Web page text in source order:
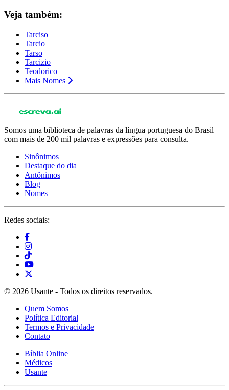
Veja também:
Tarciso
Tarcio
Tarso
Tarcizio
Teodorico
Mais Nomes
Somos uma biblioteca de palavras da língua portuguesa do Brasil
com mais de 200 mil palavras e expressões para consulta.
Sinônimos
Destaque do dia
Antônimos
Blog
Nomes
Redes sociais:
© 2026 Usante - Todos os direitos reservados.
Quem Somos
Política Editorial
Termos e Privacidade
Contato
Bíblia Online
Médicos
Usante